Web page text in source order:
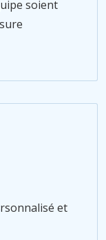
soient
et